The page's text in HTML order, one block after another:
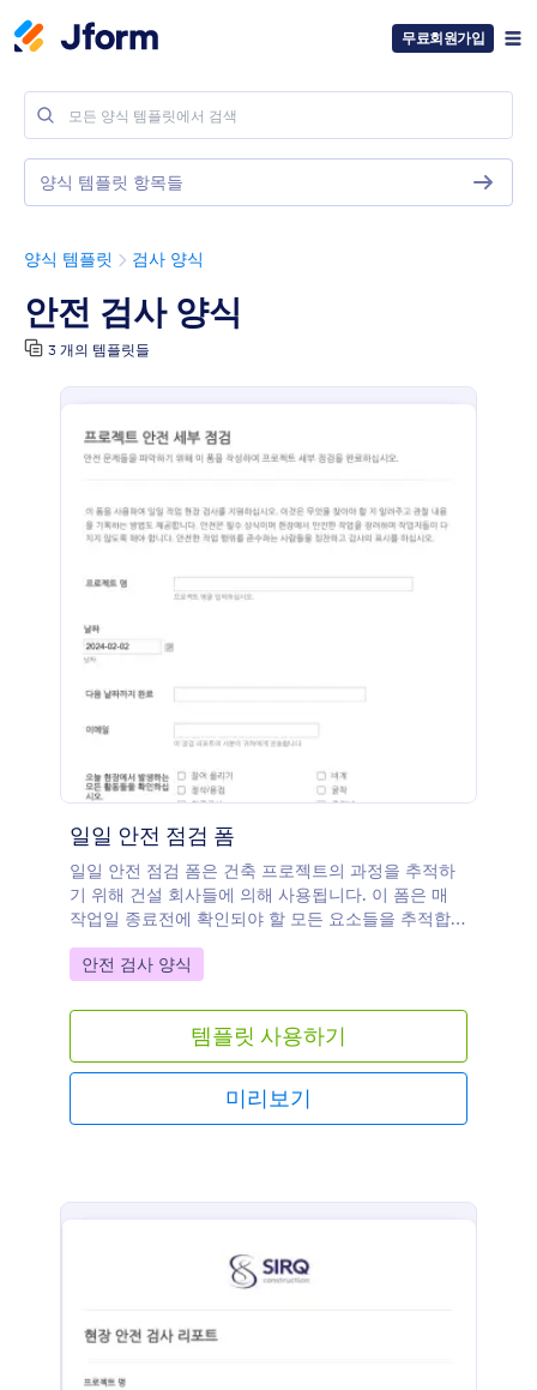
무료회원가입
양식 템플릿 검사 양식
안전 검사 양식
3 개의 템플릿들
일일 안전 점검 폼
일일 안전 점검 폼은 건축 프로젝트의 과정을 추적하
기 위해 건설 회사들에 의해 사용됩니다. 이 폼은 매
작업일 종료전에 확인되야 할 모든 요소들을 추적합니
다. 건설회사는 작업 과정을 추적하기 위해 점검 폼을
사용할 수 있으며 언제 프로젝트가 마치는지 정확하게
것을 증명하고 고객들에게 진행 상황에 대해 알려주기
위해 사용될 수 있습니다. 귀하만의 폼을 만들고 싶나
요? 글꼴, 색 및 다른 세부 사항들을 간편하게 편집하
기위해 저희의 무료 온라인 폼 빌더를 사용하세요. 귀
하가 준비되면 귀하의 웹사이트에 그 폼을 임베드 하
있습니다. Jform은 무료 온라인 일일 안전 점검 폼으
Go to Category:
안전 검사 양식
템플릿 사용하기
미리보기
양식 템플릿 항목들